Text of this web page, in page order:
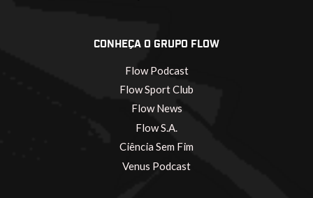
CONHEÇA O GRUPO FLOW
Flow Podcast
Flow Sport Club
Flow News
Flow S.A.
Ciência Sem Fim
Venus Podcast